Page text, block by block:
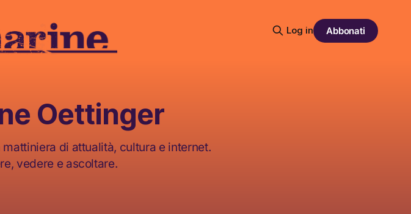
Log in Abbonati
Oettinger
di attualità, cultura e internet.
vedere e ascoltare.